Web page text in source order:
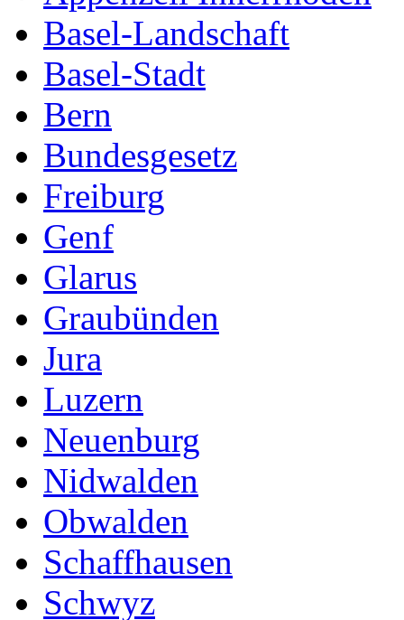
Basel-Landschaft
Basel-Stadt
Bern
Bundesgesetz
Freiburg
Genf
Glarus
Graubünden
Jura
Luzern
Neuenburg
Nidwalden
Obwalden
Schaffhausen
Schwyz